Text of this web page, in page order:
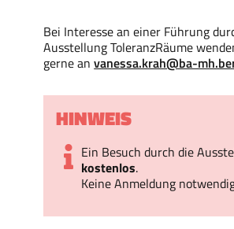
Bei Interesse an einer Führung
Ausstellung ToleranzRäume
gerne anvanessa.krah@ba-
HINWEIS
Ein Besuch durch die
kostenlos.
Keine Anmeldung